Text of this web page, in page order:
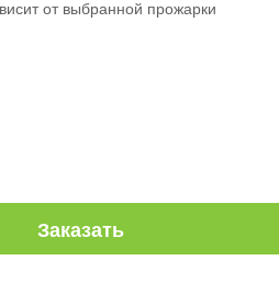
от выбранной прожарки
Заказать